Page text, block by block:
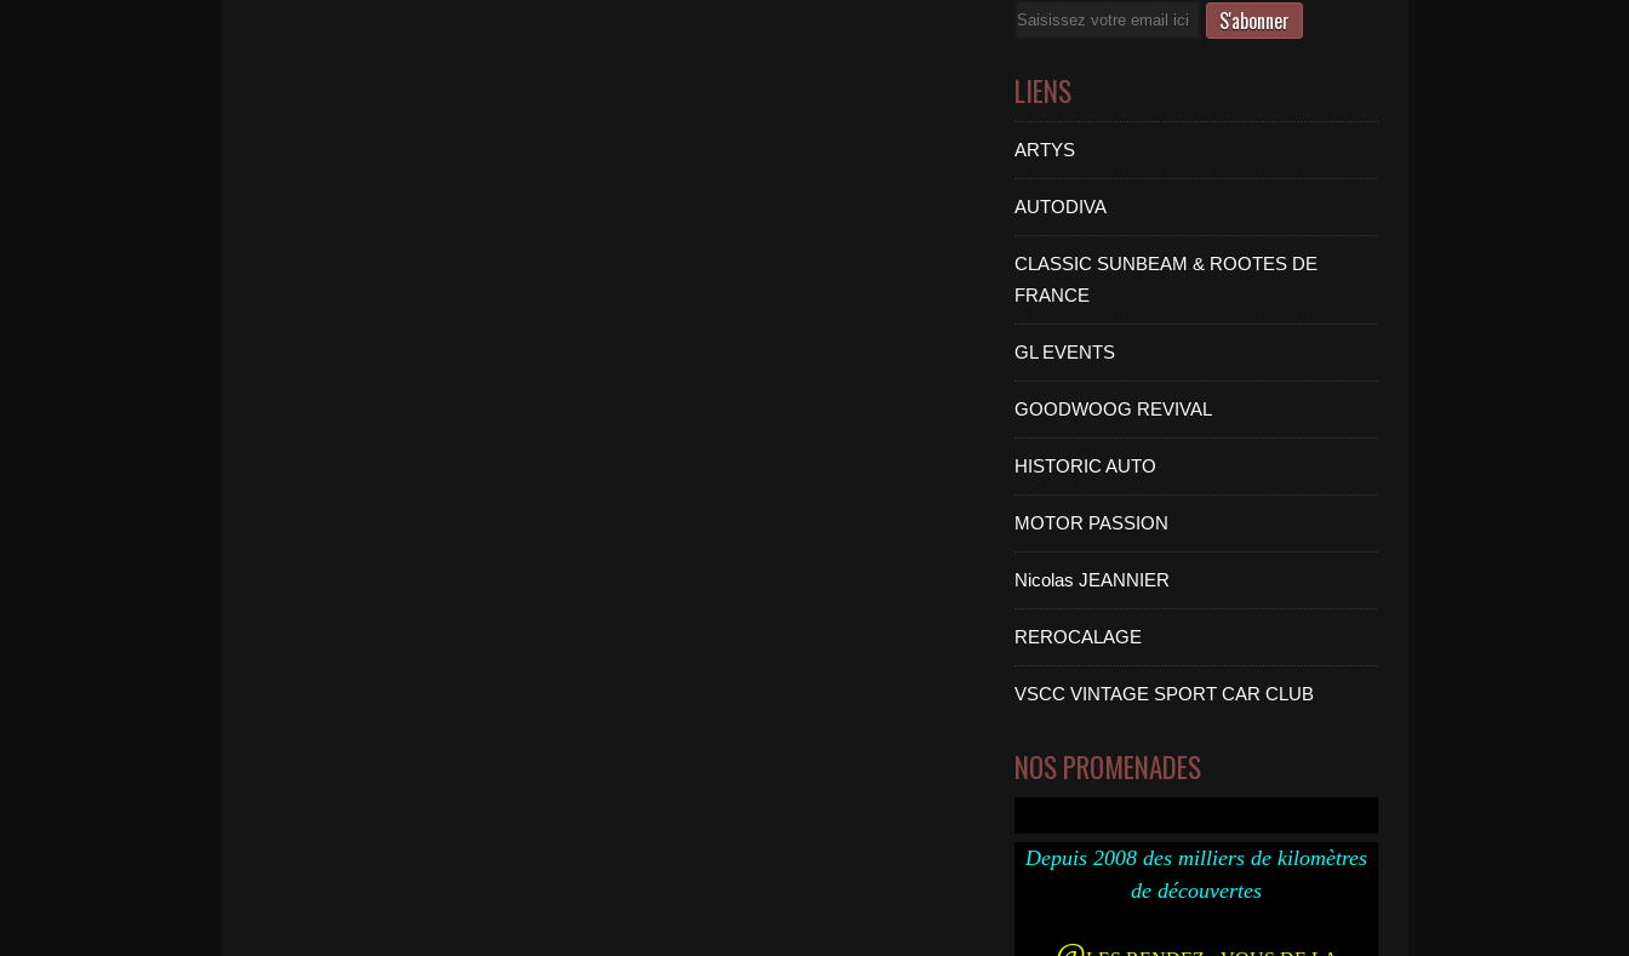
Email
LIENS
ARTYS
AUTODIVA
CLASSIC SUNBEAM & ROOTES DE
FRANCE
GL EVENTS
GOODWOOG REVIVAL
HISTORIC AUTO
MOTOR PASSION
Nicolas JEANNIER
REROCALAGE
VSCC VINTAGE SPORT CAR CLUB
NOS PROMENADES
Depuis 2008 des milliers de kilomètres
de découvertes